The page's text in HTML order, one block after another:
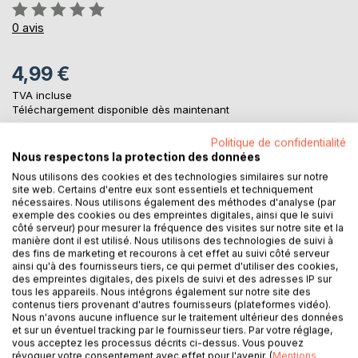
Évaluation:
0%
0 avis
4,99 €
TVA incluse
Téléchargement disponible dès maintenant
AJOUTER AU PANIER
Ajouter à ma liste d'envies
Laisser un avis
DESCRIPTION
Politique de confidentialité
Nous respectons la protection des données
Nous utilisons des cookies et des technologies similaires sur notre
site web. Certains d'entre eux sont essentiels et techniquement
nécessaires. Nous utilisons également des méthodes d'analyse (par
exemple des cookies ou des empreintes digitales, ainsi que le suivi
côté serveur) pour mesurer la fréquence des visites sur notre site et la
manière dont il est utilisé. Nous utilisons des technologies de suivi à
des fins de marketing et recourons à cet effet au suivi côté serveur
ainsi qu'à des fournisseurs tiers, ce qui permet d'utiliser des cookies,
des empreintes digitales, des pixels de suivi et des adresses IP sur
tous les appareils. Nous intégrons également sur notre site des
contenus tiers provenant d'autres fournisseurs (plateformes vidéo).
Nous n'avons aucune influence sur le traitement ultérieur des données
et sur un éventuel tracking par le fournisseur tiers. Par votre réglage,
vous acceptez les processus décrits ci-dessus. Vous pouvez
révoquer votre consentement avec effet pour l'avenir. (Mentions